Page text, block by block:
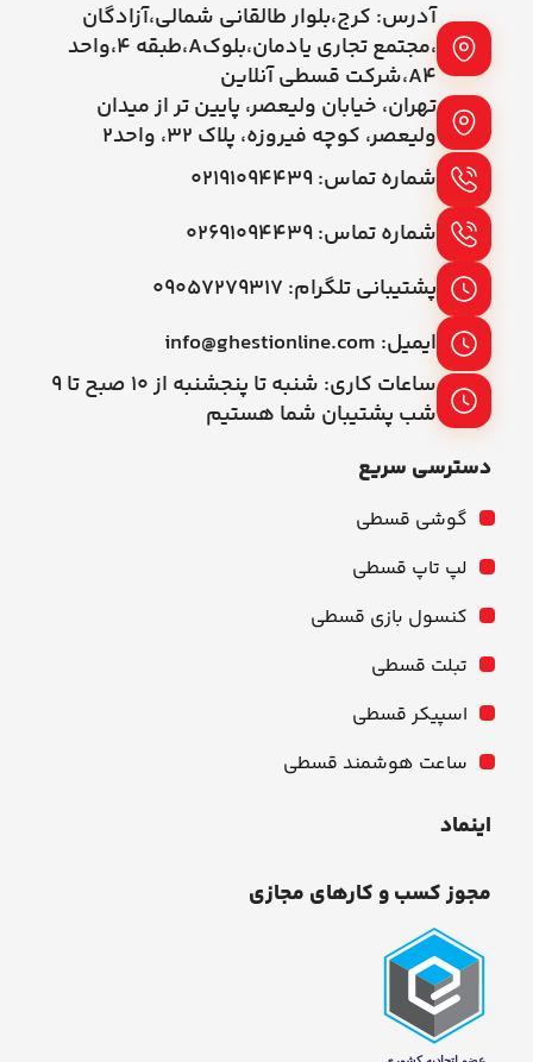
آدرس: کرج،بلوار طالقانی شمالی،آزادگان
،مجتمع تجاری یادمان،بلوکA،طبقه ۴،واحد
A4،شرکت قسطی آنلاین
تهران، خیابان ولیعصر، پایین تر از میدان
ولیعصر، کوچه فیروزه، پلاک 32، واحد2
شماره تماس: ۰۲۱۹۱۰۹۴۴۳۹
شماره تماس: ۰۲۶۹۱۰۹۴۴۳۹
پشتیبانی تلگرام: ۰۹۰۵۷۲۷۹۳۱۷
ایمیل: info@ghestionline.com
ساعات کاری: شنبه تا پنجشنبه از ۱۰ صبح تا ۹
شب پشتیبان شما هستیم
دسترسی سریع
گوشی قسطی
لپ تاپ قسطی
کنسول بازی قسطی
تبلت قسطی
اسپیکر قسطی
ساعت هوشمند قسطی
اینماد
مجوز کسب و کارهای مجازی